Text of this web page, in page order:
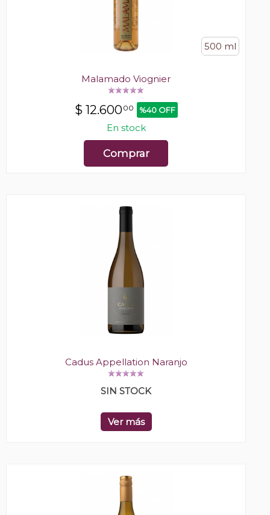
500 ml
Malamado Viognier
$ 12.60000 %40 OFF
En stock
Comprar
Cadus Appellation Naranjo
SIN STOCK
Ver más